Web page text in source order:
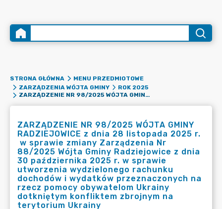
STRONA GŁÓWNA
MENU PRZEDMIOTOWE
ZARZĄDZENIA WÓJTA GMINY
ROK 2025
ZARZĄDZENIE NR 98/2025 WÓJTA GMINY RADZIEJOWICE Z DNIA 28 LISTOPADA 2025 R. W SPRAWIE ZMIANY ZARZĄDZENIA NR 88/2025 WÓJTA GMINY RADZIEJOWICE Z DNIA 30 PAŹDZIERNIKA 2025 R. W SPRAWIE UTWORZENIA WYDZIELONEGO RACHUNKU DOCHODÓW I WYDATKÓW PRZEZNACZONYCH NA RZECZ POMOCY OBYWATELOM UKRAINY DOTKNIĘTYM KONFLIKTEM ZBROJNYM NA TERYTORIUM UKRAINY
ZARZĄDZENIE NR 98/2025 WÓJTA GMINY
RADZIEJOWICE z dnia 28 listopada 2025 r.
w sprawie zmiany Zarządzenia Nr
88/2025 Wójta Gminy Radziejowice z dnia
30 października 2025 r. w sprawie
utworzenia wydzielonego rachunku
dochodów i wydatków przeznaczonych na
rzecz pomocy obywatelom Ukrainy
dotkniętym konfliktem zbrojnym na
terytorium Ukrainy